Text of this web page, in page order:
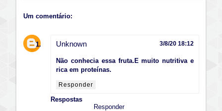
Um comentário:
Unknown 3/8/20 18:12
Não conhecia essa fruta.E muito nutritiva e
rica em proteínas.
Responder
Respostas
Responder